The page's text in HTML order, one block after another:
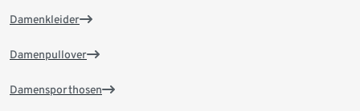
Damenkleider
Damenpullover
Damensporthosen